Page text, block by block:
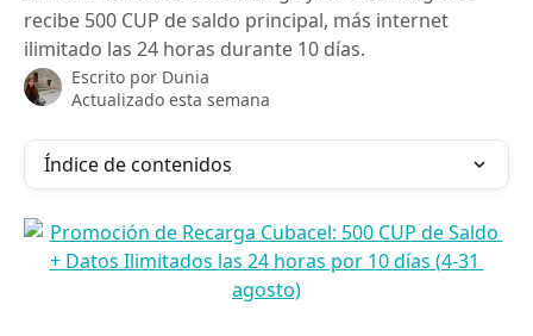
recibe 500 CUP de saldo principal, más internet
ilimitado las 24 horas durante 10 días.
Escrito por Dunia
Actualizado esta semana
Índice de contenidos